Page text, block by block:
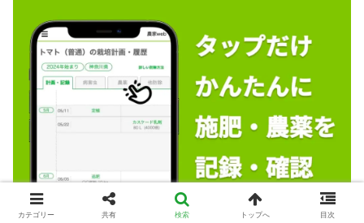
カテゴリー 共有 検索 トップへ 目次